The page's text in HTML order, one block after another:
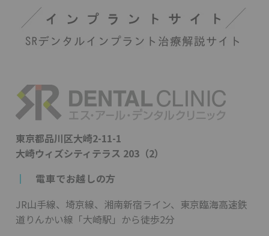
東京都品川区大崎2-11-1
大崎ウィズシティテラス 203（2）
┃
電車でお越しの方
JR山手線、埼京線、湘南新宿ライン、東京臨海高速鉄
道りんかい線「大崎駅」から徒歩2分